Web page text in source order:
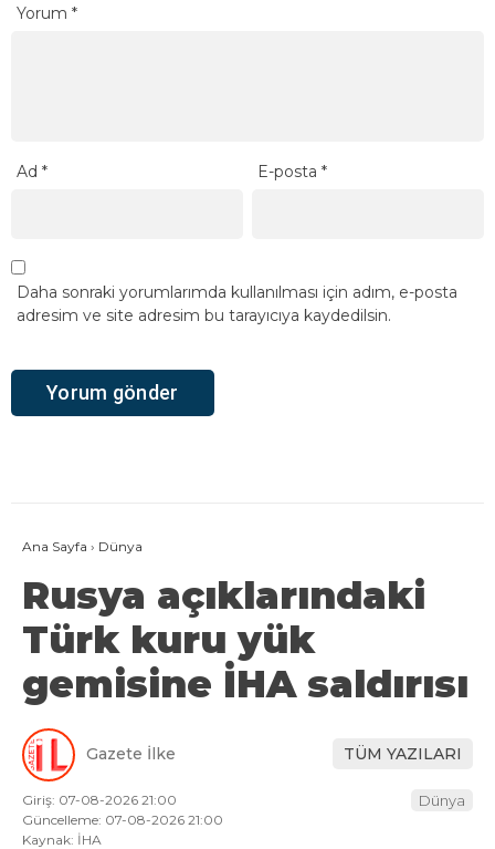
Yorum *
Ad * E-posta*
Daha sonraki yorumlarımda kullanılması için adım, e-posta
adresim ve site adresim bu tarayıcıya kaydedilsin.
Ana Sayfa › Dünya
Rusya açıklarındaki
Türk kuru yük
gemisine İHA saldırısı
Gazete İlke TÜM YAZILARI
Giriş: 07-08-2026 21:00
Güncelleme: 07-08-2026 21:00
Kaynak: İHA
Dünya